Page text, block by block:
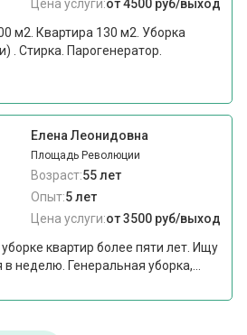
Цена услуги:от 4500 руб/выход
м2. Квартира 130 м2. Уборка
. Стирка. Парогенератор.
Елена Леонидовна
Площадь Революции
Возраст:55 лет
Опыт:5 лет
Цена услуги:от 3500 руб/выход
квартир более пяти лет. Ищу
неделю. Генеральная уборка,...